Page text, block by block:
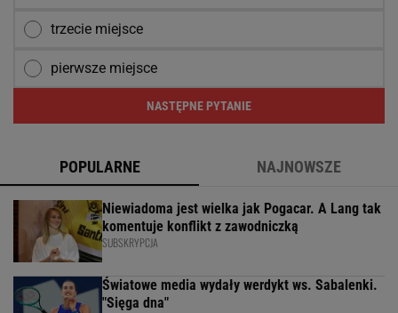
trzecie miejsce
pierwsze miejsce
NASTĘPNE PYTANIE
POPULARNE NAJNOWSZE
Niewiadoma jest wielka jak Pogacar. A Lang tak
komentuje konflikt z zawodniczką
SUBSKRYPCJA
Światowe media wydały werdykt ws. Sabalenki.
"Sięga dna"